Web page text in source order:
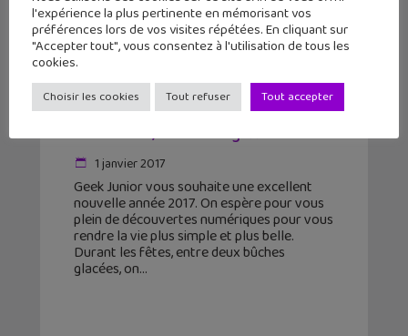
L’actu geek #1 : Super Mario Run,
Your Name, Gaston Lagaffe…
1 janvier 2017
Geek Junior vous souhaite une excellent
nouvelle année 2017. On espère pour vous
plein de découvertes numériques pour vous
rendre la vie plus simple et plus belle.
Durant les fêtes, entre deux bûches
glacées, on
l'expérience la plus pertinente en mémorisant vos
préférences lors de vos visites répétées. En cliquant sur
"Accepter tout", vous consentez à l'utilisation de tous les
cookies.
Choisir les cookies Tout refuser Tout accepter